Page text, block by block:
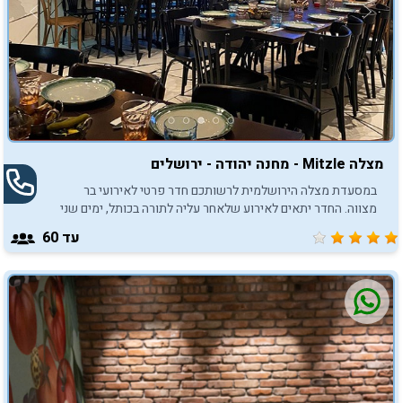
מצלה Mitzle - מחנה יהודה - ירושלים
במסעדת מצלה הירושלמית לרשותכם חדר פרטי לאירועי בר
מצווה. החדר יתאים לאירוע שלאחר עליה לתורה בכותל, ימים שני
וחמישי או בשעות הערב.
עד 60